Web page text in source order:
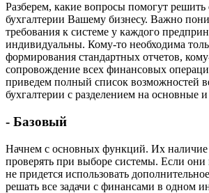
Разберем, какие вопросы помогут
бухгалтерии Вашему бизнесу. Важно
требования к системе у каждого
индивидуальны. Кому-то необходима
формирования стандартных отчетов,
сопровождение всех финансовых
приведем полный список возможностей
бухгалтерии с разделением на основные
- Базовый
Начнем с основных функций. Их наличие
проверять при выборе системы. Если
не придется использовать
решать все задачи с финансами в одном